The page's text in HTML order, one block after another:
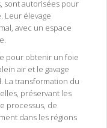
sont autorisées pour
Leur élevage
avec un espace
pour obtenir un foie
air et le gavage
La transformation du
préservant les
processus, de
dans les régions